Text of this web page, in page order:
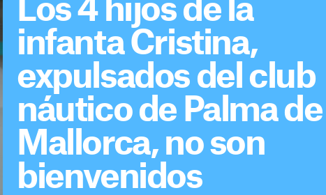
Los 4 hijos de la
infanta Cristina,
expulsados del club
náutico de Palma de
Mallorca, no son
bienvenidos